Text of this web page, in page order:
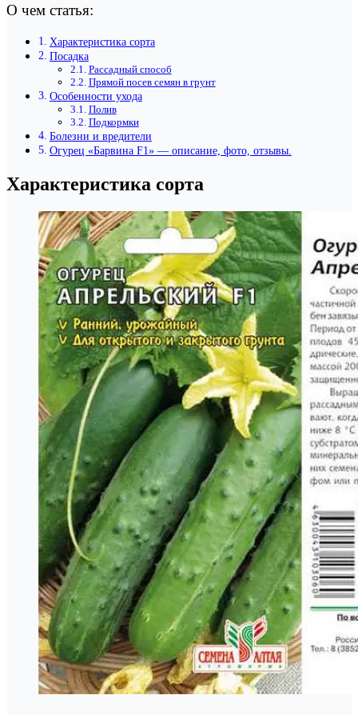
О чем статья:
Характеристика сорта
Посадка
Рассадный способ
Прямой посев семян в грунт
Особенности ухода
Полив
Подкормки
Болезни и вредители
Огурец «Барвина F1» — описание, фото, отзывы.
Характеристика сорта